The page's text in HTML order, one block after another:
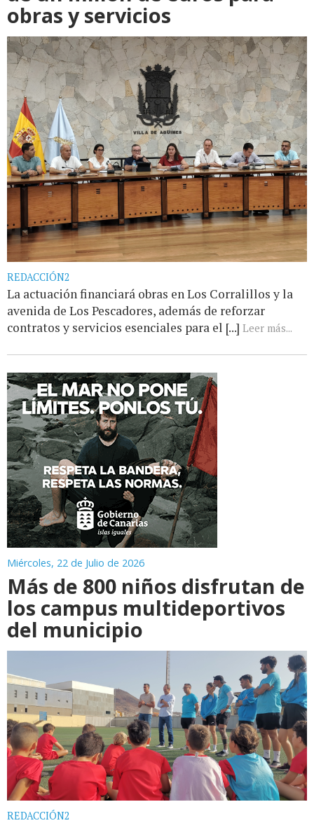
obras y servicios
REDACCIÓN2
La actuación financiará obras en Los Corralillos y la
avenida de Los Pescadores, además de reforzar
contratos y servicios esenciales para el [...] Leer más...
Miércoles, 22 de Julio de 2026
Más de 800 niños disfrutan de
los campus multideportivos
del municipio
REDACCIÓN2